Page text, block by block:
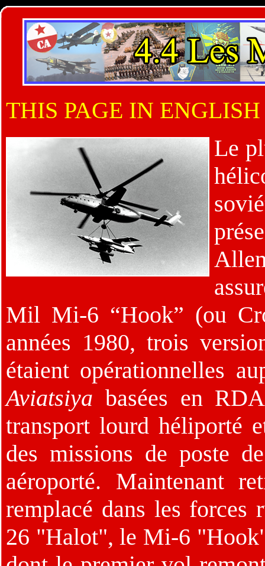
THIS PAGE IN
Le
Mil Mi-6 “Hook” (ou
années 1980, trois
étaient opérationnelles
Aviatsiya basées en
transport lourd héliporté
des missions de poste
aéroporté. Maintenant
remplacé dans les forces
26 "Halot", le Mi-6